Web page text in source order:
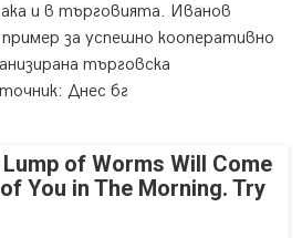
и в търговията. Иванов
за успешно кооперативно
търговска
Днес бг
of Worms Will Come
You in The Morning. Try